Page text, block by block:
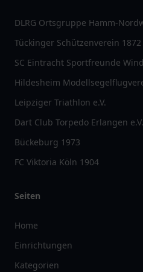
DLRG Ortsgruppe Hamm-
Tückinger Schützenverein 1872
SC Eintracht Sportfreunde
Hildesheim
Leipziger Triathlon e.V.
Dart Club Torpedo Erlangen e.V.
Bückeburg 1973
FC Viktoria Köln 1904
Seiten
Home
Einrichtungen
Kategorien